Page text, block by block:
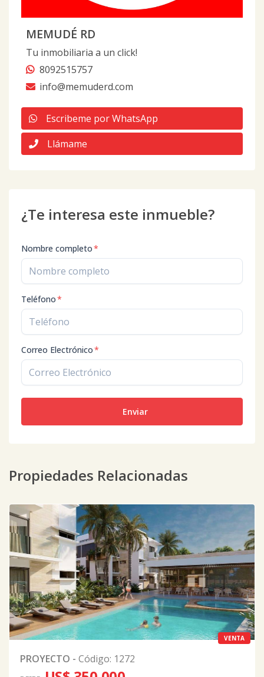
MEMUDÉ RD
Tu inmobiliaria a un click!
8092515757
info@memuderd.com
Escribeme por WhatsApp
Llámame
¿Te interesa este inmueble?
Nombre completo*
Teléfono*
Correo Electrónico*
Enviar
Propiedades Relacionadas
VENTA
PROYECTO - Código: 1272